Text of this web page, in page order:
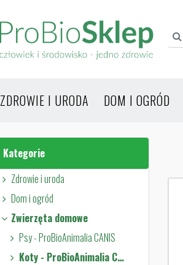
ZDROWIE I URODA DOM I OGRÓD
Kategorie
Zdrowie i uroda
Dom i ogród
Zwierzęta domowe
Psy - ProBioAnimalia CANIS
Koty - ProBioAnimalia CATUS